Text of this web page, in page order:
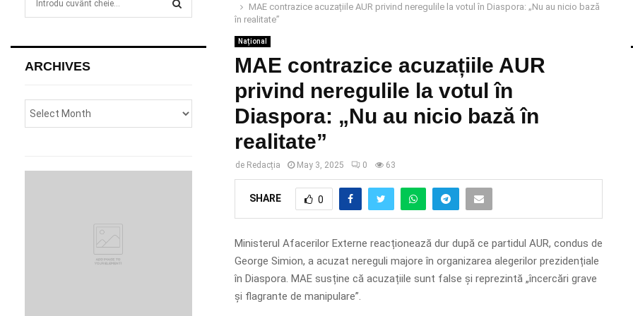
MAE contrazice acuzațiile AUR privind neregulile la votul în Diaspora: „Nu au nicio bază
în realitate”
Național
MAE contrazice acuzațiile AUR
privind neregulile la votul în
Diaspora: „Nu au nicio bază în
realitate”
de Redacția May 3, 2025 0 63
SHARE 0
Ministerul Afacerilor Externe reacționează dur după ce partidul AUR, condus de
George Simion, a acuzat nereguli majore în organizarea alegerilor prezidențiale
în Diaspora. MAE susține că acuzațiile sunt false și reprezintă „încercări grave
și flagrante de manipulare”.
h
o
:
H
ARCHIVES